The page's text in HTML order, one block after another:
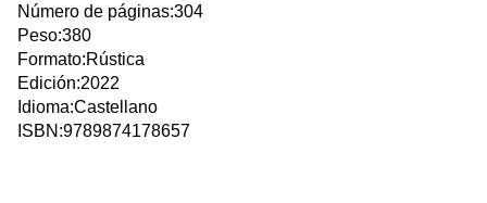
Número de páginas:304
Peso:380
Formato:Rústica
Edición:2022
Idioma:Castellano
ISBN:9789874178657